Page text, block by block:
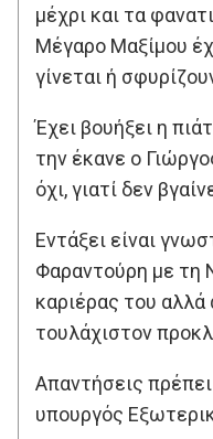
μέχρι και τα
Μέγαρο Μαξίμου
γίνεται ή
Έχει βουήξει η
την έκανε ο
όχι, γιατί δεν
Εντάξει είναι
Φαραντούρη με τη
καριέρας του αλλά
τουλάχιστον
Απαντήσεις
υπουργός